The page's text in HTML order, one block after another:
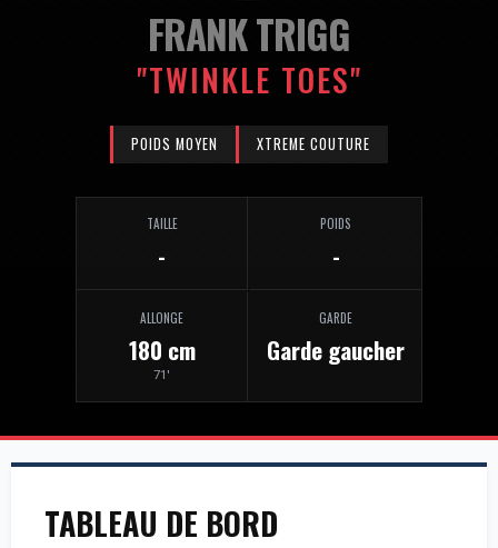
FRANK TRIGG
"TWINKLE TOES"
POIDS MOYEN XTREME COUTURE
TAILLE
-
POIDS
-
ALLONGE
180 cm
71'
GARDE
Garde gaucher
TABLEAU DE BORD